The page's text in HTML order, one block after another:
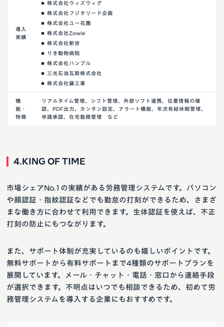
導入
実績
株式会社ウィズウィグ
株式会社フジタリード企画
株式会社ユー花園
株式会社Zowie
株式会社新世
りき動物病院
株式会社ハンブル
三光石油瓦斯株式会社
株式会社藤工業
機
能・
特徴
リアルタイム管理、シフト管理、外部ソフト連携、位置情報の確
認、PDF出力、カンタン設定、アラート機能、年次有給休暇管理、
申請承認、在宅勤務管理 など
4.KING OF TIME
市場シェアNo.1の実績がある労務管理システムです。パソコン
や顔認証・指紋認証などでも勤怠の打刻ができるため、さまざ
まな働き方に合わせて利用できます。生体認証を使えば、不正
打刻の防止にもつながります。
また、サポート体制が充実しているのも嬉しいポイントです。
無料サポートから有料サポートまで4種類のサポートプランを
展開しています。メール・チャット・電話・窓口から連絡手段
が選択できます。不明点はいつでも相談できるため、初めて労
務管理システムを導入する企業にもおすすめです。